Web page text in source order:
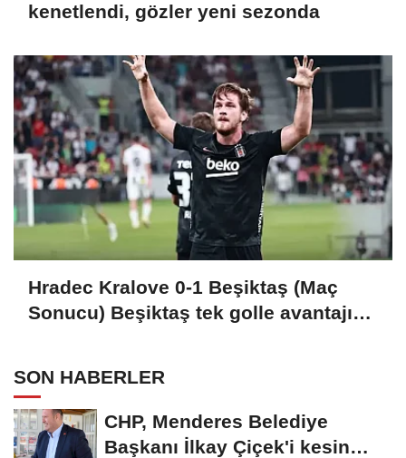
kenetlendi, gözler yeni sezonda
Hradec Kralove 0-1 Beşiktaş (Maç
Sonucu) Beşiktaş tek golle avantajı
SON HABERLER
CHP, Menderes Belediye
Başkanı İlkay Çiçek'i kesin